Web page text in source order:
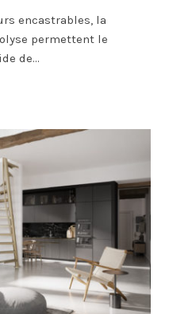
encastrables, la
permettent le
de...